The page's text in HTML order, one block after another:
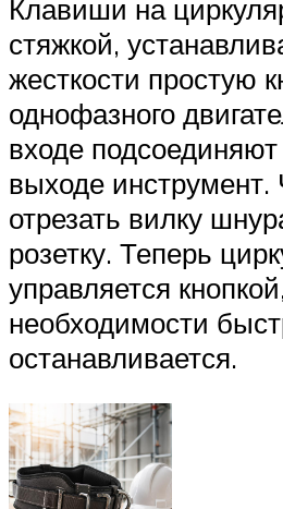
Клавиши на
стяжкой,
жесткости простую
однофазного
входе подсоединяют
выходе
отрезать вилку
розетку. Теперь
управляется
необходимости
останавливается.